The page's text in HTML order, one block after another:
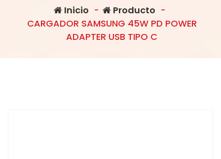
Inicio - Producto -
CARGADOR SAMSUNG 45W PD POWER
ADAPTER USB TIPO C